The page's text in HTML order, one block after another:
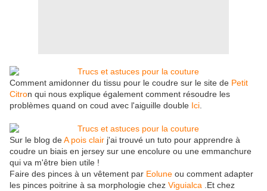
Comment amidonner du tissu pour le coudre sur le site de Petit
Citron qui nous explique également comment résoudre les
problèmes quand on coud avec l'aiguille double Ici
Sur le blog deA pois clair j'ai trouvé un tuto pour apprendre à
coudre un biais en jersey sur une encolure ou une emmanchure
qui va m'être bien utile !
Faire des pinces à un vêtement par Eolune ou comment adapter
les pinces poitrine à sa morphologie chez Viguialca
.Et chez